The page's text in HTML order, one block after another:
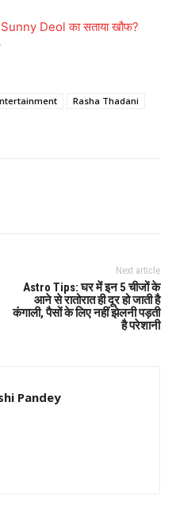
Deol का सताया खौफ?
Rasha Thadani
Next article
Astro Tips: घर में इन 5 चीजों के
आने से रातोरात ही दूर हो जाती है
कंगाली, पैसों के लिए नहीं झेलनी पड़ती
है परेशानी
Pandey